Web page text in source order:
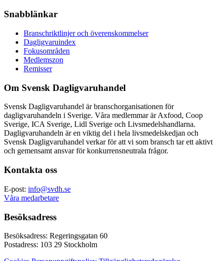
Snabblänkar
Branschriktlinjer och överenskommelser
Dagligvaruindex
Fokusområden
Medlemszon
Remisser
Om Svensk Dagligvaruhandel
Svensk Dagligvaruhandel är branschorganisationen för
dagligvaruhandeln i Sverige. Våra medlemmar är Axfood, Coop
Sverige, ICA Sverige, Lidl Sverige och Livsmedelshandlarna.
Dagligvaruhandeln är en viktig del i hela livsmedelskedjan och
Svensk Dagligvaruhandel verkar för att vi som bransch tar ett aktivt
och gemensamt ansvar för konkurrensneutrala frågor.
Kontakta oss
E-post: info@svdh.se
Våra medarbetare
Besöksadress
Besöksadress: Regeringsgatan 60
Postadress: 103 29 Stockholm